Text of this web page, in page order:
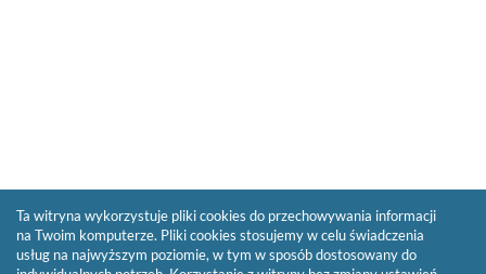
Ta witryna wykorzystuje pliki cookies do przechowywania informacji
na Twoim komputerze. Pliki cookies stosujemy w celu świadczenia
usług na najwyższym poziomie, w tym w sposób dostosowany do